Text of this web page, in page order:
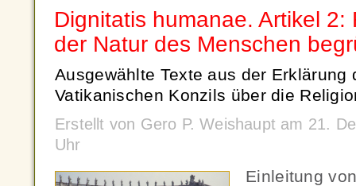
Dignitatis humanae. Artikel 2:
der Natur des Menschen
Ausgewählte Texte aus der Erklärung
Vatikanischen Konzils über die
Erstellt von Gero P. Weishaupt am 21.
Uhr
Einleitung